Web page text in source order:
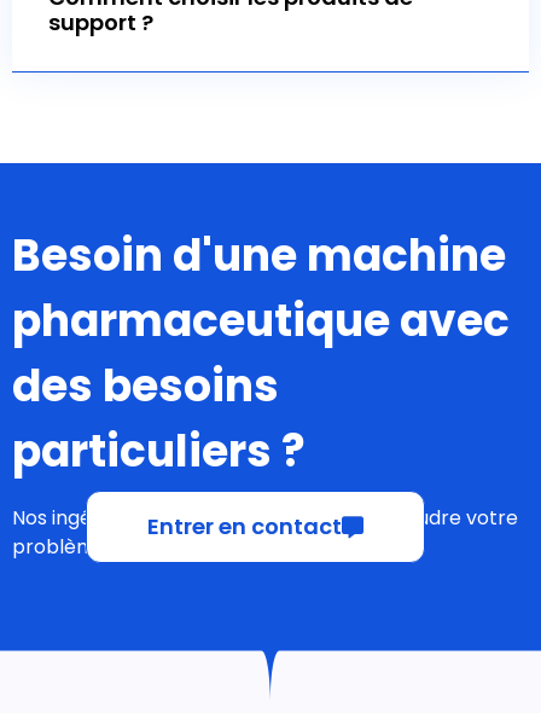
support ?
Besoin d'une machine
pharmaceutique avec
des besoins
particuliers ?
Nos ingénieurs expérimentés peuvent résoudre votre
problème !
Entrer en contact